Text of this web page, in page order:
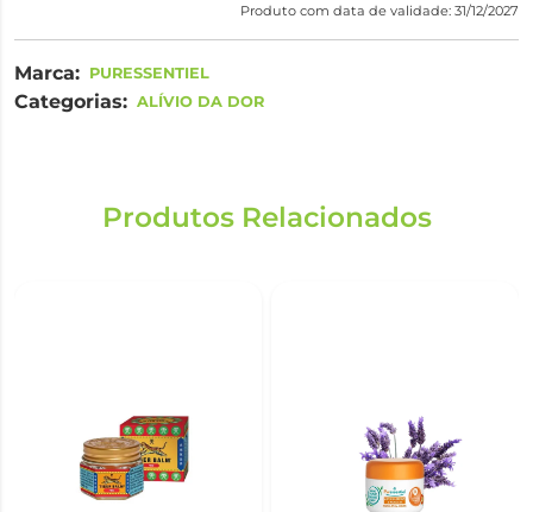
Produto com data de validade: 31/12/2027
Marca: PURESSENTIEL
Categorias: ALÍVIO DA DOR
Produtos Relacionados